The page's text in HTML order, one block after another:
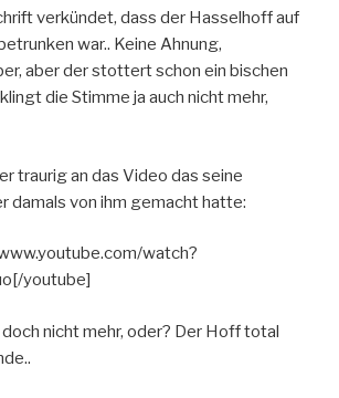
verkündet, dass der Hasselhoff auf
war.. Keine Ahnung,
aber der stottert schon ein bischen
die Stimme ja auch nicht mehr,
traurig an das Video das seine
damals von ihm gemacht hatte:
watch?
youtube]
nicht mehr, oder? Der Hoff total